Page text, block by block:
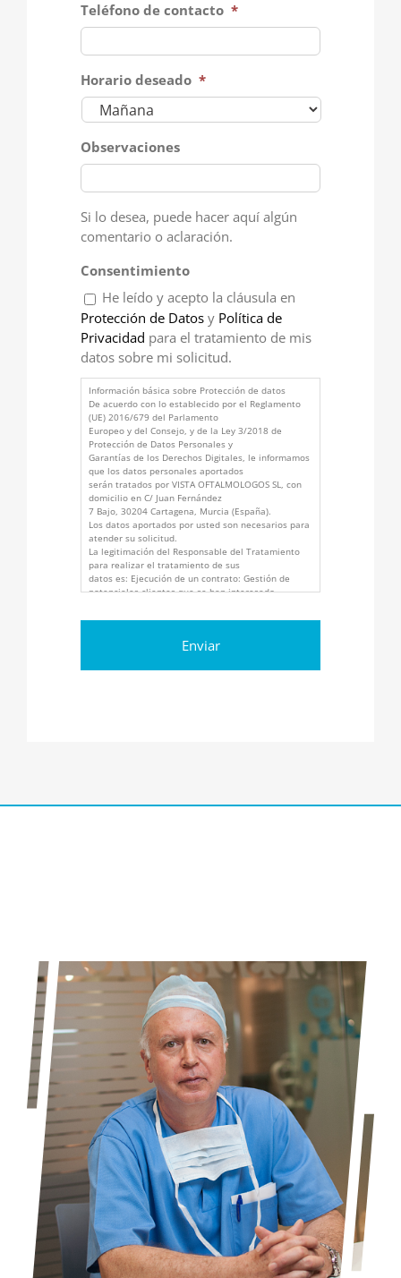
Teléfono de contacto *
Horario deseado *
Observaciones
Si lo desea, puede hacer aquí algún
comentario o aclaración.
Consentimiento
He leído y acepto la cláusula en
Protección de Datosy Política de
Privacidad para el tratamiento de mis
datos sobre mi solicitud.
Información básica sobre Protección de datos
De acuerdo con lo establecido por el Reglamento
(UE) 2016/679 del Parlamento
Europeo y del Consejo, y de la Ley 3/2018 de
Protección de Datos Personales y
Garantías de los Derechos Digitales, le informamos
que los datos personales aportados
serán tratados por VISTA OFTALMOLOGOS SL, con
domicilio en C/ Juan Fernández
7 Bajo, 30204 Cartagena, Murcia (España).
Los datos aportados por usted son necesarios para
atender su solicitud.
La legitimación del Responsable del Tratamiento
para realizar el tratamiento de sus
datos es: Ejecución de un contrato: Gestión de
potenciales clientes que se han interesado
6.1.b, LSSICE art.21). Interés
contacto profesionales (LOPDGDD
Sobre los destinatarios de los datos, no se cederán
Los datos proceden del propio interesado.